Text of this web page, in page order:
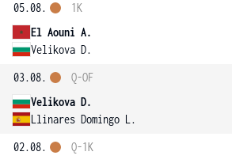
05.08.
El Aouni A.
Velikova D.
1K
03.08.
Velikova D.
Llinares Domingo L.
Q-OF
02.08.
Q-1K